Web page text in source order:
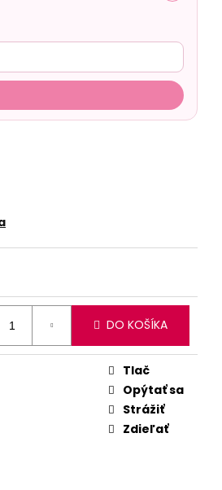
DO KOŠÍKA
Tlač
Opýtať sa
Strážiť
Zdieľať